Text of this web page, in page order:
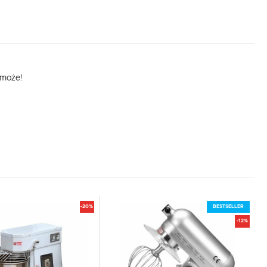
-20% BESTSELLER
-12%